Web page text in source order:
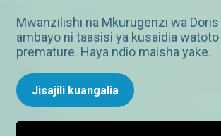
Mwanzilishi na Mkurugenzi wa
ambayo ni taasisi ya kusaidia
premature. Haya ndio maisha yake.
Jisajili kuangalia